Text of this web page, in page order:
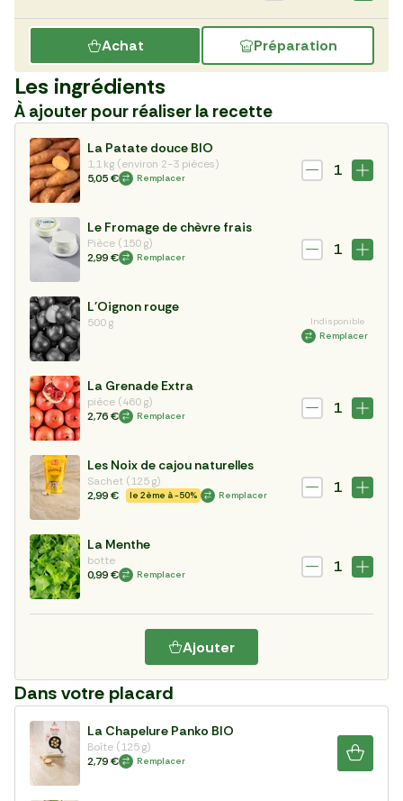
Achat Préparation
Les ingrédients
À ajouter pour réaliser la recette
La Patate douce BIO
1,1 kg (environ 2-3 pièces)
5,05 €
Remplacer 1
Le Fromage de chèvre frais
Pièce (150 g)
2,99 €
Remplacer 1
L'Oignon rouge
500 g
Indisponible
Remplacer
La Grenade Extra
pièce (460 g)
2,76 €
Remplacer 1
Les Noix de cajou naturelles
Sachet (125 g)
2,99 €
le 2ème à -50% Remplacer 1
La Menthe
botte
0,99 €
Remplacer 1
Ajouter
Dans votre placard
La Chapelure Panko BIO
Boîte (125 g)
2,79 €
Remplacer